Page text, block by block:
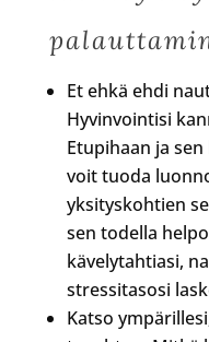
Et ehkä ehdi
Hyvinvointisi
Etupihaan ja
voit tuoda
yksityskohtien
sen todella
kävelytahtiasi,
stressitasosi
Katso